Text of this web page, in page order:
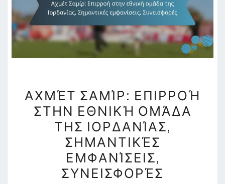
ΣΑΜΊΡ:
ΕΠΙΡΡΟΉ
ΣΤΗΝ
ΕΘΝΙΚΉ
ΟΜΆΔΑ
ΤΗΣ
ΙΟΡΔΑΝΊΑΣ,
ΑΧΜΈΤ ΣΑΜΊΡ: ΕΠΙΡΡΟΉ
ΣΤΗΝ ΕΘΝΙΚΉ ΟΜΆΔΑ
ΤΗΣ ΙΟΡΔΑΝΊΑΣ,
ΣΗΜΑΝΤΙΚΈΣ
ΕΜΦΑΝΊΣΕΙΣ,
ΣΥΝΕΙΣΦΟΡΈΣ